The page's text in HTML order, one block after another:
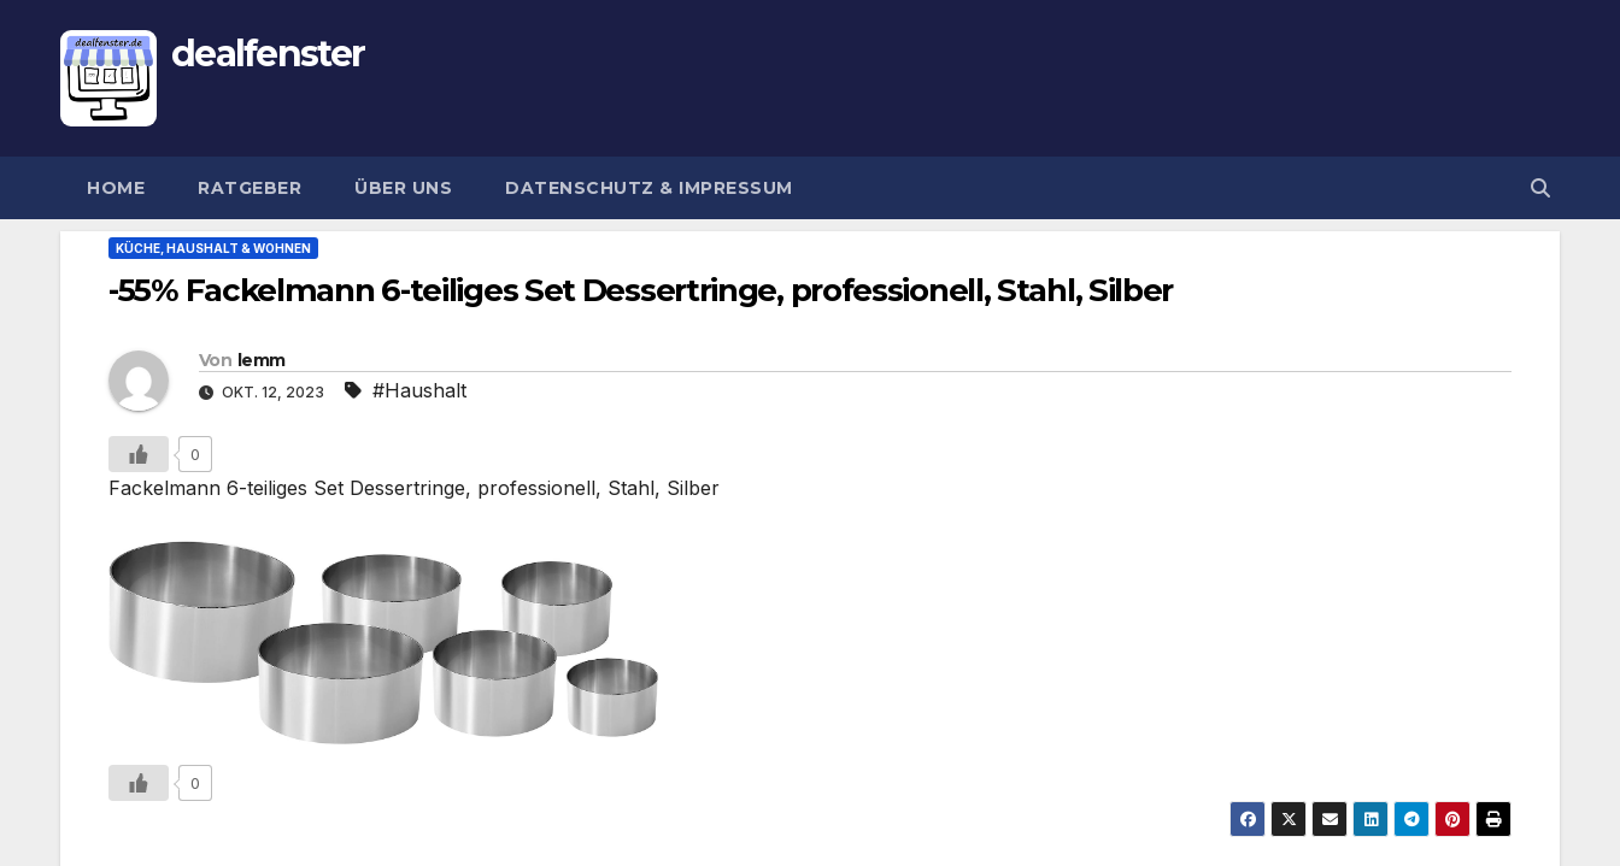
dealfenster
HOME RATGEBER ÜBER UNS DATENSCHUTZ & IMPRESSUM
KÜCHE, HAUSHALT & WOHNEN
-55% Fackelmann 6-teiliges Set Dessertringe, professionell, Stahl, Silber
Von lemm
OKT. 12, 2023 #Haushalt
0
Fackelmann 6-teiliges Set Dessertringe, professionell, Stahl, Silber
0